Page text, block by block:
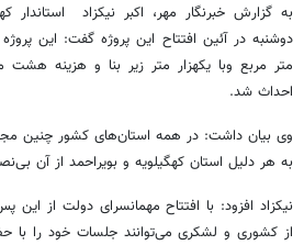
به گزارش خبرنگار مهر، اکبر نیکزاد استاندار
دوشنبه در آئین افتتاح این پروژه گفت: این
متر مربع وبا یکهزار متر زیر بنا و هزینه هشت
احداث شد.
وی بیان داشت: در همه استان‌های کشور چنین
به هر دلیل استان کهگیلویه و بویراحمد از آن
نیکزاد افزود: با افتتاح مهمانسرای دولت از
از کشوری و لشکری می‌توانند جلسات خود را با